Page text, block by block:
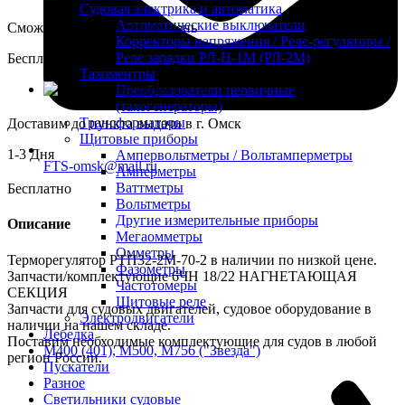
FTS-omsk@mail.ru
Судовая электрика и автоматика
Автоматические выключатели
Корректоры напряжения / Реле-регуляторы /
Реле зарядки РЛ-Н-1М (РЛ-2М)
Тахоментры
Преобразователи первичные
(тахогенераторы)
Трансформаторы
Щитовые приборы
Ампервольтметры / Вольтамперметры
Амперметры
Ваттметры
Вольтметры
Другие измерительные приборы
Мегаомметры
Омметры
Фазометры
Частотомеры
Щитовые реле
Электродвигатели
Лебедка
М400 (401), М500, М756 ("Звезда")
Пускатели
Разное
Светильники судовые
Сможете забрать в тот же день
Бесплатно
Доставка ТК
Доставим до пункта выдачи в г. Омск
1-3 Дня
Бесплатно
Описание
Терморегулятор РТП32-2М-70-2 в наличии по низкой цене.
Запчасти/комплектующие 6ЧН 18/22 НАГНЕТАЮЩАЯ
СЕКЦИЯ
Запчасти для судовых двигателей, судовое оборудование в
наличии на нашем складе.
Поставим необходимые комплектующие для судов в любой
регион России.